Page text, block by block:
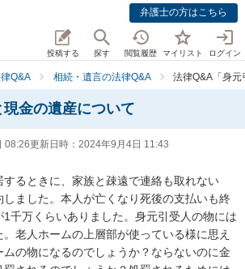
弁護士の方はこちら
投稿する 探す 閲覧履歴 マイリスト ログイン
Q&A 相続・遺言の法律Q&A 法律Q&A「身
金の遺産について
08:26更新日時： 2024年9月4日 11:43
るときに、家族と疎遠で連絡も取れない
ました。本人が亡くなり死後の支払いも終
千万くらいありました。身元引受人の物には
老人ホームの上層部が使っている様に思え
の物になるのでしょうか？ならないのに金